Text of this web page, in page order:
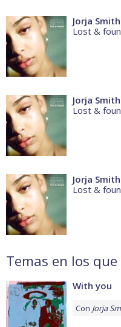
Jorja
Lost &
Jorja
Lost &
Jorja
Lost &
Temas en los
With you
Con Jorja